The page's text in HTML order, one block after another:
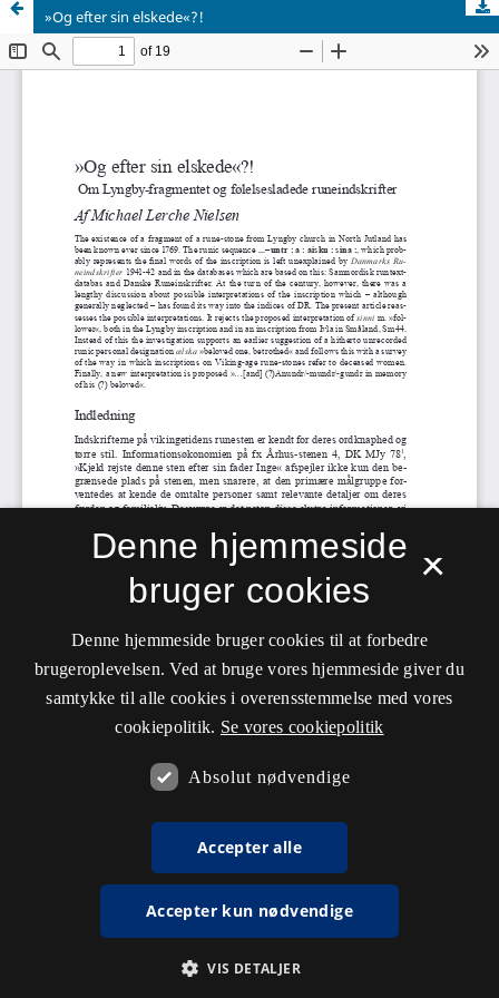
»Og efter sin elskede«?!
×
Denne hjemmeside
bruger cookies
Denne hjemmeside bruger cookies til at forbedre
brugeroplevelsen. Ved at bruge vores hjemmeside giver du
samtykke til alle cookies i overensstemmelse med vores
cookiepolitik. Se vores cookiepolitik
Absolut nødvendige
Accepter alle
Accepter kun nødvendige
VIS DETALJER